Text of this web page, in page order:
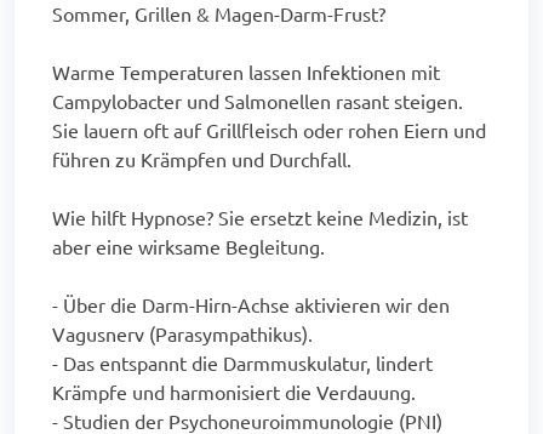
Sommer, Grillen & Magen-Darm-Frust?
Warme Temperaturen lassen Infektionen mit
Campylobacter und Salmonellen rasant steigen.
Sie lauern oft auf Grillfleisch oder rohen Eiern und
führen zu Krämpfen und Durchfall.
Wie hilft Hypnose? Sie ersetzt keine Medizin, ist
aber eine wirksame Begleitung.
- Über die Darm-Hirn-Achse aktivieren wir den
Vagusnerv (Parasympathikus).
- Das entspannt die Darmmuskulatur, lindert
Krämpfe und harmonisiert die Verdauung.
- Studien der Psychoneuroimmunologie (PNI)